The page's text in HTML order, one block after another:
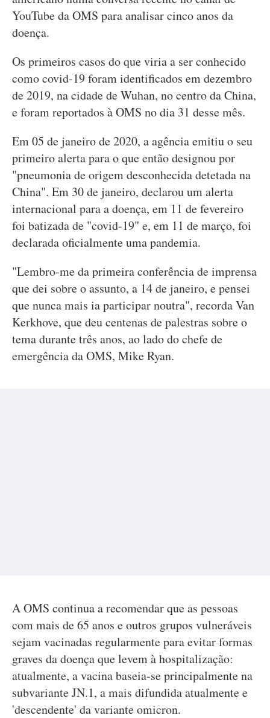
YouTube da OMS para analisar cinco anos da
doença.
Os primeiros casos do que viria a ser conhecido
como covid-19 foram identificados em dezembro
de 2019, na cidade de Wuhan, no centro da China,
e foram reportados à OMS no dia 31 desse mês.
Em 05 de janeiro de 2020, a agência emitiu o seu
primeiro alerta para o que então designou por
"pneumonia de origem desconhecida detetada na
China". Em 30 de janeiro, declarou um alerta
internacional para a doença, em 11 de fevereiro
foi batizada de "covid-19" e, em 11 de março, foi
declarada oficialmente uma pandemia.
"Lembro-me da primeira conferência de imprensa
que dei sobre o assunto, a 14 de janeiro, e pensei
que nunca mais ia participar noutra", recorda Van
Kerkhove, que deu centenas de palestras sobre o
tema durante três anos, ao lado do chefe de
emergência da OMS, Mike Ryan.
A OMS continua a recomendar que as pessoas
com mais de 65 anos e outros grupos vulneráveis
sejam vacinadas regularmente para evitar formas
graves da doença que levem à hospitalização:
atualmente, a vacina baseia-se principalmente na
subvariante JN.1, a mais difundida atualmente e
'descendente' da variante omicron.